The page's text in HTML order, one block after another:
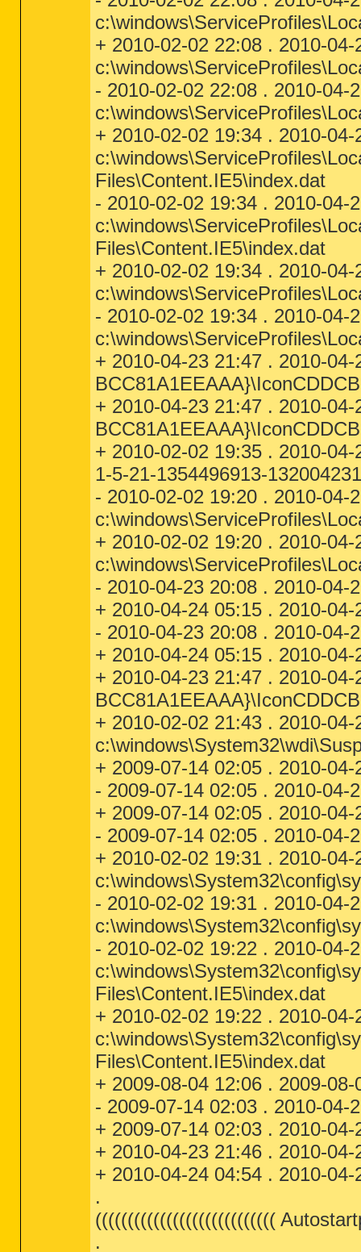
+ 2010-02-02 22:08 . 2010-
- 2010-02-02 22:08 . 2010-04-
+ 2010-02-02 19:34 . 2010-
Files\Content.IE5\index.dat
- 2010-02-02 19:34 . 2010-04-
Files\Content.IE5\index.dat
+ 2010-02-02 19:34 . 2010-
- 2010-02-02 19:34 . 2010-04-
+ 2010-04-23 21:47 . 2010-
+ 2010-04-23 21:47 . 2010-
+ 2010-02-02 19:35 . 2010-
1-5-21-1354496913-
- 2010-02-02 19:20 . 2010-04-
+ 2010-02-02 19:20 . 2010-
- 2010-04-23 20:08 . 2010-04-
+ 2010-04-24 05:15 . 2010-
- 2010-04-23 20:08 . 2010-04-
+ 2010-04-24 05:15 . 2010-
+ 2010-04-23 21:47 . 2010-
+ 2010-02-02 21:43 . 2010-
+ 2009-07-14 02:05 . 2010-
- 2009-07-14 02:05 . 2010-04-
+ 2009-07-14 02:05 . 2010-
- 2009-07-14 02:05 . 2010-04-
+ 2010-02-02 19:31 . 2010-
- 2010-02-02 19:31 . 2010-04-
- 2010-02-02 19:22 . 2010-04-
Files\Content.IE5\index.dat
+ 2010-02-02 19:22 . 2010-
Files\Content.IE5\index.dat
+ 2009-08-04 12:06 . 2009-
- 2009-07-14 02:03 . 2010-04-
+ 2009-07-14 02:03 . 2010-
+ 2010-04-23 21:46 . 2010-
+ 2010-04-24 04:54 . 2010-
.
((((((((((((((((((((((((((((
.